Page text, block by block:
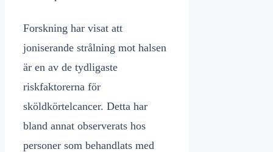
Forskning har visat att
joniserande strålning mot halsen
är en av de tydligaste
riskfaktorerna för
sköldkörtelcancer. Detta har
bland annat observerats hos
personer som behandlats med